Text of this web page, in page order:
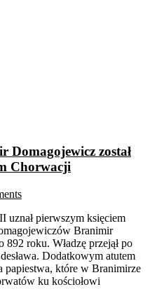
został
Chorwacji
uznał pierwszym księciem
Branimir
roku. Władzę przejął po
Dodatkowym atutem
papiestwa, które w Branimirze
ku kościołowi